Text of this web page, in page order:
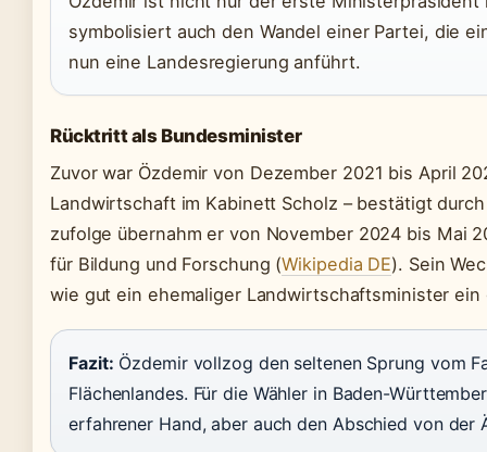
symbolisiert auch den Wandel einer Partei, die
nun eine Landesregierung anführt.
Rücktritt als Bundesminister
Zuvor war Özdemir von Dezember 2021 bis April
Landwirtschaft im Kabinett Scholz – bestätigt
zufolge übernahm er von November 2024 bis Mai
für Bildung und Forschung (Wikipedia DE). Sein
wie gut ein ehemaliger Landwirtschaftsminister
Fazit: Özdemir vollzog den seltenen Sprung vom
Flächenlandes. Für die Wähler in Baden-
erfahrener Hand, aber auch den Abschied von der